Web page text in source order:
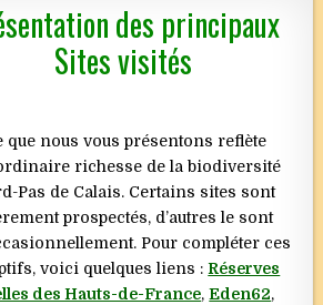
des principaux
Sites visités
que nous vous présentons reflète
richesse de la biodiversité
Pas de Calais. Certains sites sont
prospectés, d’autres le sont
Pour compléter ces
voici quelques liens :Réserves
des Hauts-de-France,Eden62,